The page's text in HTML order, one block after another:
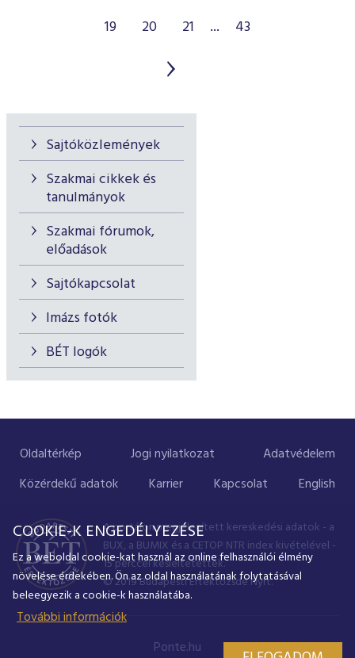
Sajtóközlemények
Szakmai cikkek és
tanulmányok
Szakmai fórumok,
előadások
Sajtókapcsolat
Imázs fotók
BÉT logók
19
20 21 ... 43
Oldaltérkép Jogi nyilatkozat
Adatvédelem
Közérdekű adatok
Karrier Kapcsolat English
A portálon megjelenített kereskedési adatok - a
BUX, a BUMIX és a CETOP NTR index kivételével -
15 perccel késleltetettek.
© 2019 Budapesti Értéktőzsde Nyrt.
Ponte.hu
COOKIE-K ENGEDÉLYEZÉSE
Ez a weboldal cookie-kat használ az online felhasználói élmény
növelése érdekében. Ön az oldal használatának folytatásával
beleegyezik a cookie-k használatába.
További információk